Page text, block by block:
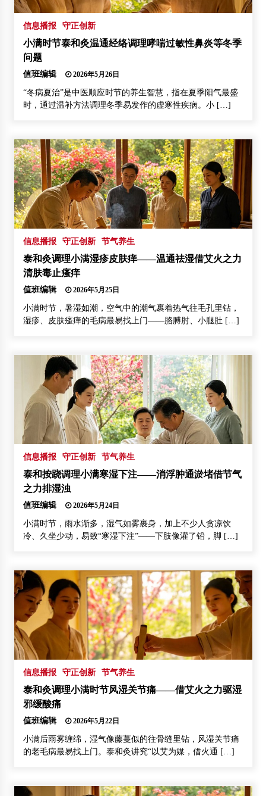
信息播报 守正创新
小满时节泰和灸温通经络调理哮喘过敏性鼻炎等冬季
问题
值班编辑 2026年5月26日
“冬病夏治”是中医顺应时节的养生智慧，指在夏季阳气最盛
时，通过温补方法调理冬季易发作的虚寒性疾病。小 […]
信息播报 守正创新 节气养生
泰和灸调理小满湿疹皮肤痒——温通祛湿借艾火之力
清肤毒止瘙痒
值班编辑 2026年5月25日
小满时节，暑湿如潮，空气中的潮气裹着热气往毛孔里钻，
湿疹、皮肤瘙痒的毛病最易找上门——胳膊肘、小腿肚 […]
信息播报 守正创新 节气养生
泰和按跷调理小满寒湿下注——消浮肿通淤堵借节气
之力排湿浊
值班编辑 2026年5月24日
小满时节，雨水渐多，湿气如雾裹身，加上不少人贪凉饮
冷、久坐少动，易致“寒湿下注”——下肢像灌了铅，脚 […]
信息播报 守正创新 节气养生
泰和灸调理小满时节风湿关节痛——借艾火之力驱湿
邪缓酸痛
值班编辑 2026年5月22日
小满后雨雾缠绵，湿气像藤蔓似的往骨缝里钻，风湿关节痛
的老毛病最易找上门。泰和灸讲究“以艾为媒，借火通 […]